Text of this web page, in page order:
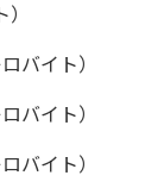
バイト）
バイト）
バイト）